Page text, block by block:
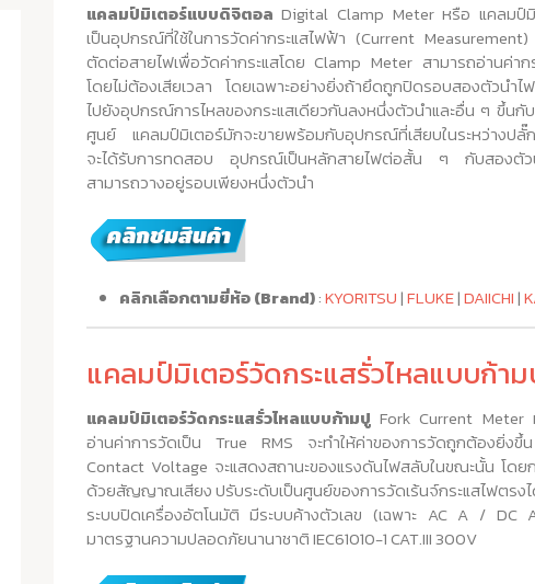
แคลมป์มิเตอร์แบบดิจิตอล Digital Clamp Meter หรือ แคลมป์มิ
เป็นอุปกรณ์ที่ใช้ในการวัดค่ากระแสไฟฟ้า (Current Measurement)
ตัดต่อสายไฟเพื่อวัดค่ากระแสโดย Clamp Meter สามารถอ่านค่าก
โดยไม่ต้องเสียเวลา โดยเฉพาะอย่างยิ่งถ้ายึดถูกปิดรอบสองตัวนำไ
ไปยังอุปกรณ์การไหลของกระแสเดียวกันลงหนึ่งตัวนำและอื่น ๆ ขึ้น
ศูนย์ แคลมป์มิเตอร์มักจะขายพร้อมกับอุปกรณ์ที่เสียบในระหว่างปลั๊
จะได้รับการทดสอบ อุปกรณ์เป็นหลักสายไฟต่อสั้น ๆ กับสองตัว
สามารถวางอยู่รอบเพียงหนึ่งตัวนำ
คลิกเลือกตามยี่ห้อ (Brand):KYORITSU|FLUKE|DAIICHI|
แคลมป์มิเตอร์วัดกระแสรั่วไหลแบบก้าม
แคลมป์มิเตอร์วัดกระแสรั่วไหลแบบก้ามปูFork Current Meter
อ่านค่าการวัดเป็น True RMS จะทำให้ค่าของการวัดถูกต้องยิ่
Contact Voltage จะแสดงสถานะของแรงดันไฟสลับในขณะนั้น โดย
ด้วยสัญญาณเสียง ปรับระดับเป็นศูนย์ของการวัดเร้นจ์กระแสไฟตรง
ระบบปิดเครื่องอัตโนมัติ มีระบบค้างตัวเลข (เฉพาะ AC A / DC
มาตรฐานความปลอดภัยนานาชาติ IEC61010-1 CAT.III 300V